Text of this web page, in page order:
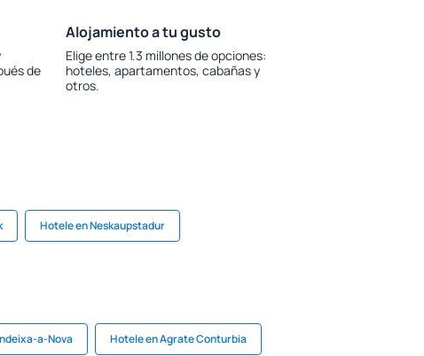
de
Alojamiento a tu gusto
Elige entre 1.3 millones de opciones:
hoteles, apartamentos, cabañas y
otros.
Hotele en Neskaupstadur
a-Nova Hotele en Agrate Conturbia